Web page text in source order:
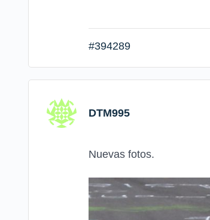
#394289
DTM995
Nuevas fotos.